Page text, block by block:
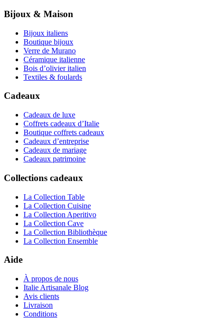
Bijoux & Maison
Bijoux italiens
Boutique bijoux
Verre de Murano
Céramique italienne
Bois d’olivier italien
Textiles & foulards
Cadeaux
Cadeaux de luxe
Coffrets cadeaux d’Italie
Boutique coffrets cadeaux
Cadeaux d’entreprise
Cadeaux de mariage
Cadeaux patrimoine
Collections cadeaux
La Collection Table
La Collection Cuisine
La Collection Aperitivo
La Collection Cave
La Collection Bibliothèque
La Collection Ensemble
Aide
À propos de nous
Italie Artisanale Blog
Avis clients
Livraison
Conditions